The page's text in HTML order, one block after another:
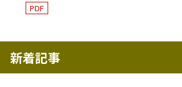
PDF
新着記事